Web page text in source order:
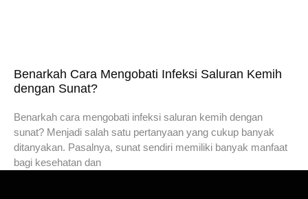
Benarkah Cara Mengobati Infeksi Saluran Kemih
dengan Sunat?
Benarkah cara mengobati infeksi saluran kemih dengan
sunat? Menjadi salah satu pertanyaan yang cukup banyak
ditanyakan. Pasalnya, sunat sendiri memiliki banyak manfaat
bagi kesehatan dan